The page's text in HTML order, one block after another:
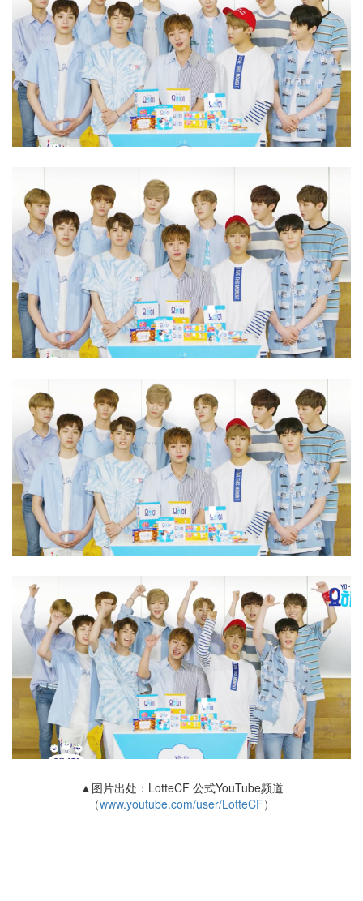
▲图片出处：LotteCF 公式YouTube频道
（www.youtube.com/user/LotteCF）